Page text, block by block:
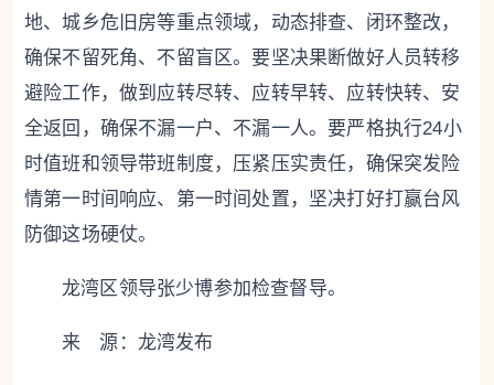
地、城乡危旧房等重点领域，动态排查、闭环整改，
确保不留死角、不留盲区。要坚决果断做好人员转移
避险工作，做到应转尽转、应转早转、应转快转、安
全返回，确保不漏一户、不漏一人。要严格执行24小
时值班和领导带班制度，压紧压实责任，确保突发险
情第一时间响应、第一时间处置，坚决打好打赢台风
防御这场硬仗。
龙湾 区领导张少博参加检查督导。
来 源：龙湾发布